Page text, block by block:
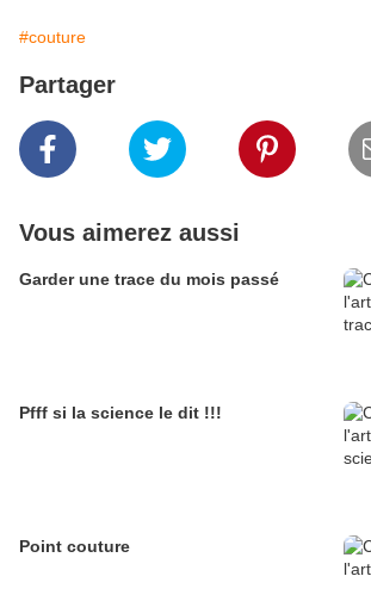
#couture
Partager
Vous aimerez aussi
Garder une trace du mois passé
Pfff si la science le dit !!!
Point couture